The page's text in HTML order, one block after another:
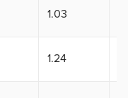
1.03
1.24